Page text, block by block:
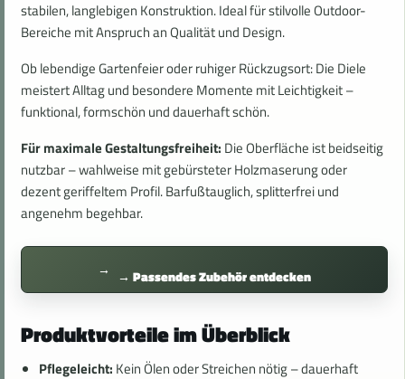
stabilen, langlebigen Konstruktion. Ideal für stilvolle Outdoor-
Bereiche mit Anspruch an Qualität und Design.
Ob lebendige Gartenfeier oder ruhiger Rückzugsort: Die Diele
meistert Alltag und besondere Momente mit Leichtigkeit –
funktional, formschön und dauerhaft schön.
Für maximale Gestaltungsfreiheit: Die Oberfläche ist beidseitig
nutzbar – wahlweise mit gebürsteter Holzmaserung oder
dezent geriffeltem Profil. Barfußtauglich, splitterfrei und
angenehm begehbar.
→ Passendes Zubehör entdecken
Produktvorteile im Überblick
Pflegeleicht: Kein Ölen oder Streichen nötig – dauerhaft